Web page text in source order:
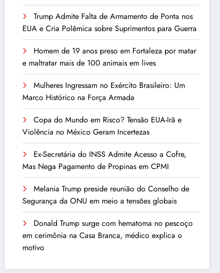
Trump Admite Falta de Armamento de Ponta nos
EUA e Cria Polêmica sobre Suprimentos para Guerra
Homem de 19 anos preso em Fortaleza por matar
e maltratar mais de 100 animais em lives
Mulheres Ingressam no Exército Brasileiro: Um
Marco Histórico na Força Armada
Copa do Mundo em Risco? Tensão EUA-Irã e
Violência no México Geram Incertezas
Ex-Secretária do INSS Admite Acesso a Cofre,
Mas Nega Pagamento de Propinas em CPMI
Melania Trump preside reunião do Conselho de
Segurança da ONU em meio a tensões globais
Donald Trump surge com hematoma no pescoço
em cerimônia na Casa Branca, médico explica o
motivo